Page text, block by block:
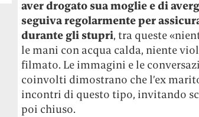
aver drogato sua moglie e di
seguiva regolarmente per
durante gli stupri, tra queste
le mani con acqua calda, niente
filmato. Le immagini e le
coinvolti dimostrano che l’ex
incontri di questo tipo, invitando
poi chiuso.